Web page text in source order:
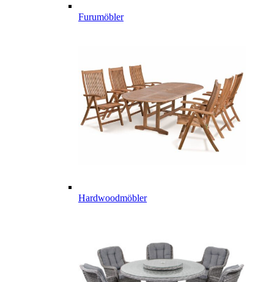
Furumöbler
Hardwoodmöbler